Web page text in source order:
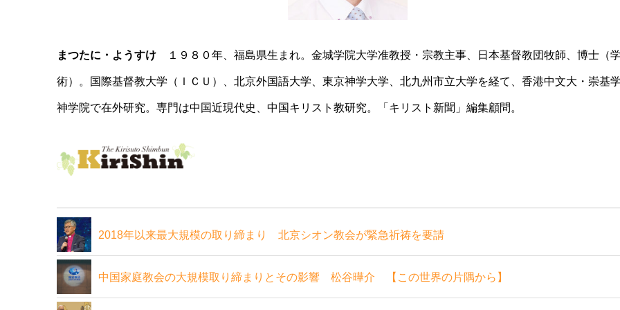
まつたに・ようすけ １９８０年、福島県生まれ。金城学院大学准教授・宗教主事、日本基督教団牧師、博士（
術）。国際基督教大学（ＩＣＵ）、北京外国語大学、東京神学大学、北九州市立大学を経て、香港中文大・崇基
神学院で在外研究。専門は中国近現代史、中国キリスト教研究。「キリスト新聞」編集顧問。
2018年以来最大規模の取り締まり 北京シオン教会が緊急祈祷を要請
中国家庭教会の大規模取り締まりとその影響 松谷曄介 【この世界の片隅から】